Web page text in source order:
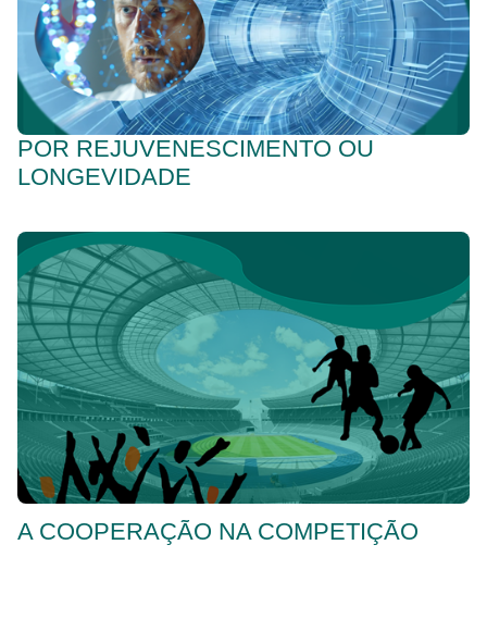
POR REJUVENESCIMENTO OU
LONGEVIDADE
A COOPERAÇÃO NA COMPETIÇÃO